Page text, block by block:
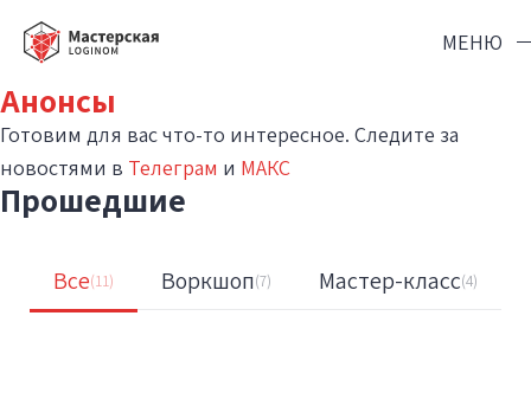
МЕНЮ
Мероприятия
Журнал
info@loginom.ru
Анонсы
Готовим для вас что-то интересное. Следите за
новостями в Телеграм и МАКС
Прошедшие
Все(11) Воркшоп(7) Мастер-класс(4)